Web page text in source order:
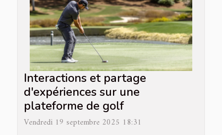
Interactions et partage
d'expériences sur une
plateforme de golf
Vendredi 19 septembre 2025 18:31